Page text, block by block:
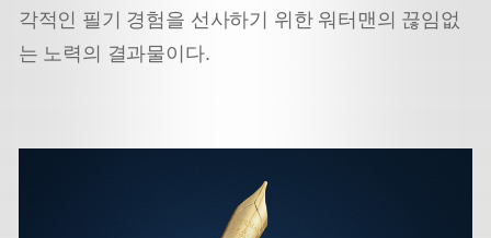
각적인 필기 경험을 선사하기 위한 워터맨의 끊임없
는 노력의 결과물이다.